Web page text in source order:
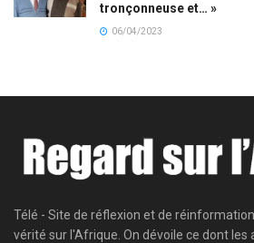
tronçonneuse et… »
06/04/2023
Télé - Site de réflexion et de
vérité sur l'Afrique. On dévoile ce dont les